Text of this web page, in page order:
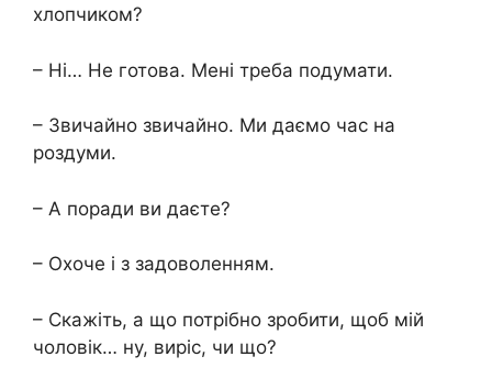
хлопчиком?
– Ні… Не готова. Мені треба подумати.
– Звичайно звичайно. Ми даємо час на
роздуми.
– А поради ви даєте?
– Охоче ​​і з задоволенням.
– Скажіть, а що потрібно зробити, щоб мій
чоловік… ну, виріс, чи що?